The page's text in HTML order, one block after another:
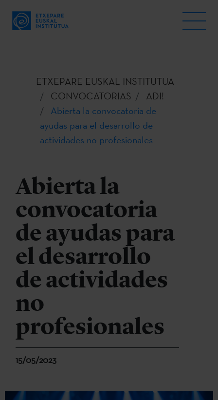
ETXEPARE EUSKAL INSTITUTUA
CONVOCATORIAS
ADI!
Abierta la convocatoria de
ayudas para el desarrollo de
actividades no profesionales
Abierta la
convocatoria
de ayudas para
el desarrollo
de actividades
no
profesionales
15/05/2023